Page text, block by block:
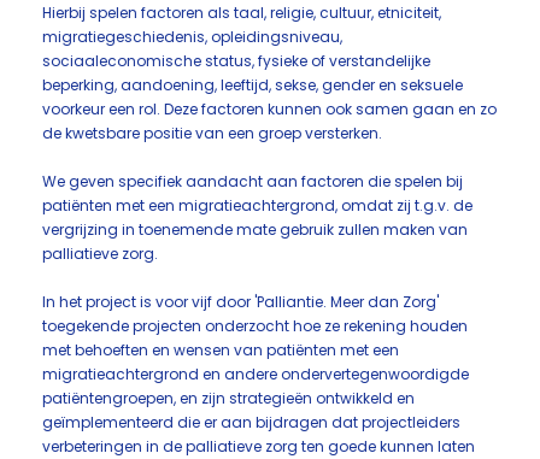
Hierbij spelen factoren als taal, religie, cultuur, etniciteit,
migratiegeschiedenis, opleidingsniveau,
sociaaleconomische status, fysieke of verstandelijke
beperking, aandoening, leeftijd, sekse, gender en seksuele
voorkeur een rol. Deze factoren kunnen ook samen gaan en zo
de kwetsbare positie van een groep versterken.
We geven specifiek aandacht aan factoren die spelen bij
patiënten met een migratieachtergrond, omdat zij t.g.v. de
vergrijzing in toenemende mate gebruik zullen maken van
palliatieve zorg.
In het project is voor vijf door 'Palliantie. Meer dan Zorg'
toegekende projecten onderzocht hoe ze rekening houden
met behoeften en wensen van patiënten met een
migratieachtergrond en andere ondervertegenwoordigde
patiëntengroepen, en zijn strategieën ontwikkeld en
geïmplementeerd die er aan bijdragen dat projectleiders
verbeteringen in de palliatieve zorg ten goede kunnen laten